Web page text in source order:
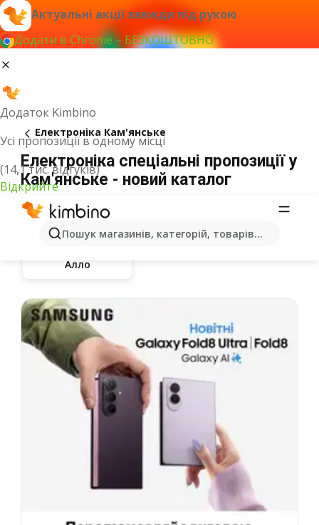
Актуальні акції завжди під рукою
Додати в Chrome – БЕЗКОШТОВНО
Додаток Kimbino
Усі пропозиції в одному місці
(14,1 тис. відгуків)
Відкрийте
Пошук магазинів, категорій, товарів...
Електроніка Кам'янське
Електроніка спеціальні пропозиції у
Кам'янське - новий каталог
Алло